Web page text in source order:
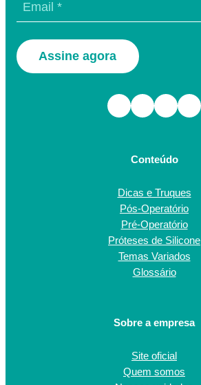
Assine agora
Facebook Instagram TikTok Youtube
Conteúdo
Dicas e Truques
Pós-Operatório
Pré-Operatório
Próteses de Silicone
Temas Variados
Glossário
Sobre a empresa
Site oficial
Quem somos